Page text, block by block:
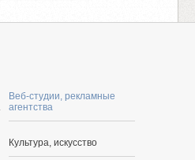
Веб-студии, рекламные
агентства
Культура, искусство